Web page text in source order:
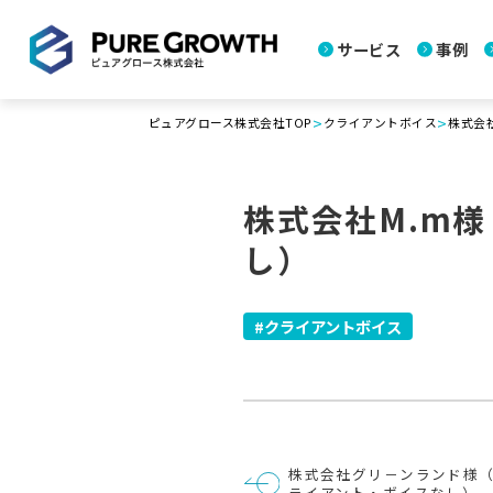
サービス 事例
ピュアグロース株式会社TOP > クライアントボイス>株式会
株式会社M.m様
し）
クライアントボイス
稿
株式会社グリ－ンランド様